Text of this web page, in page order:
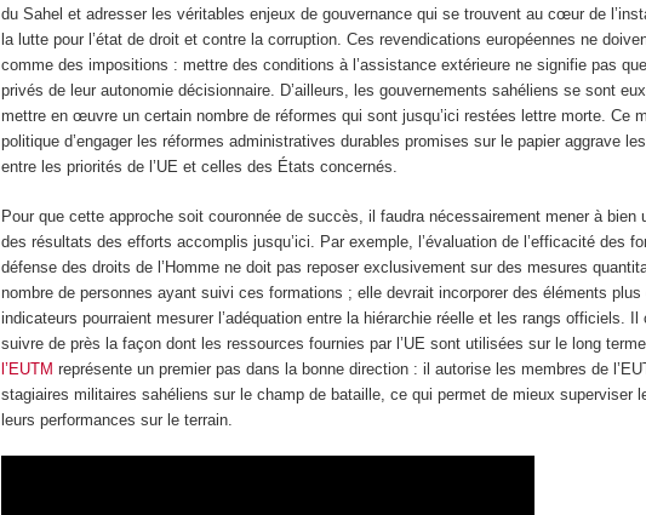
du Sahel et adresser les véritables enjeux de gouvernance qui se trouvent au cœur de
la lutte pour l’état de droit et contre la corruption. Ces revendications européennes ne
comme des impositions : mettre des conditions à l’assistance extérieure ne signifie pas
privés de leur autonomie décisionnaire. D’ailleurs, les gouvernements sahéliens se sont
mettre en œuvre un certain nombre de réformes qui sont jusqu’ici restées lettre morte. Ce
politique d’engager les réformes administratives durables promises sur le papier aggrave
entre les priorités de l’UE et celles des États concernés.
Pour que cette approche soit couronnée de succès, il faudra nécessairement mener à bien
des résultats des efforts accomplis jusqu’ici. Par exemple, l’évaluation de l’efficacité des
défense des droits de l’Homme ne doit pas reposer exclusivement sur des mesures
nombre de personnes ayant suivi ces formations ; elle devrait incorporer des éléments
indicateurs pourraient mesurer l’adéquation entre la hiérarchie réelle et les rangs officiels.
suivre de près la façon dont les ressources fournies par l’UE sont utilisées sur le long
l’EUTM représente un premier pas dans la bonne direction : il autorise les membres de
stagiaires militaires sahéliens sur le champ de bataille, ce qui permet de mieux superviser
leurs performances sur le terrain.